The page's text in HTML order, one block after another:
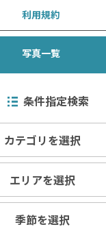
利用規約
写真一覧
条件指定検索
カテゴリを選択
エリアを選択
季節を選択